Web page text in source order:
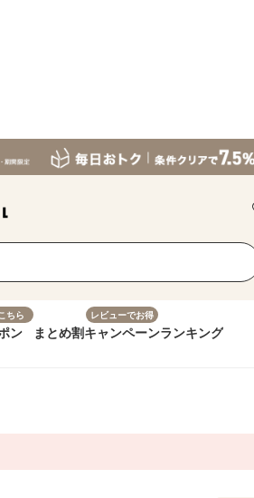
ちら
ン まとめ割
レビューでお得
キャンペーンランキング